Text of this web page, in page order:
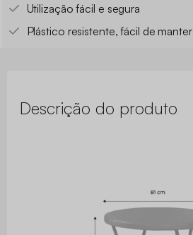
Utilização fácil e segura
Plástico resistente, fácil de manter
Descrição do produto